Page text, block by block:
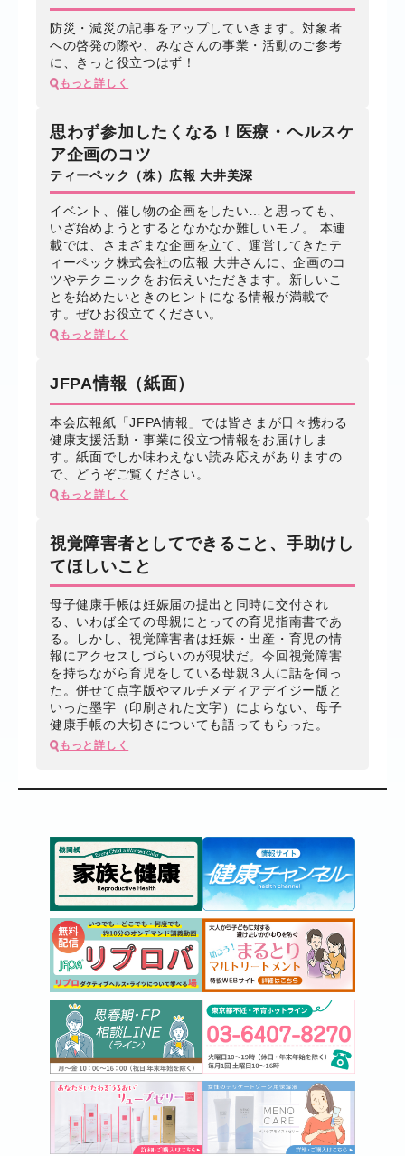
防災・減災の記事をアップしていきます。対象者
への啓発の際や、みなさんの事業・活動のご参考
に、きっと役立つはず！
もっと詳しく
思わず参加したくなる！医療・ヘルスケ
ア企画のコツ
ティーペック（株）広報 大井美深
イベント、催し物の企画をしたい…と思っても、
いざ始めようとするとなかなか難しいモノ。 本連
載では、さまざまな企画を立て、運営してきたテ
ィーペック株式会社の広報 大井さんに、企画のコ
ツやテクニックをお伝えいただきます。新しいこ
とを始めたいときのヒントになる情報が満載で
す。ぜひお役立てください。
もっと詳しく
JFPA情報（紙面）
本会広報紙「JFPA情報」では皆さまが日々携わる
健康支援活動・事業に役立つ情報をお届けしま
す。紙面でしか味わえない読み応えがありますの
で、どうぞご覧ください。
もっと詳しく
視覚障害者としてできること、手助けし
てほしいこと
母子健康手帳は妊娠届の提出と同時に交付され
る、いわば全ての母親にとっての育児指南書であ
る。しかし、視覚障害者は妊娠・出産・育児の情
報にアクセスしづらいのが現状だ。今回視覚障害
を持ちながら育児をしている母親３人に話を伺っ
た。併せて点字版やマルチメディアデイジー版と
いった墨字（印刷された文字）によらない、母子
健康手帳の大切さについても語ってもらった。
もっと詳しく